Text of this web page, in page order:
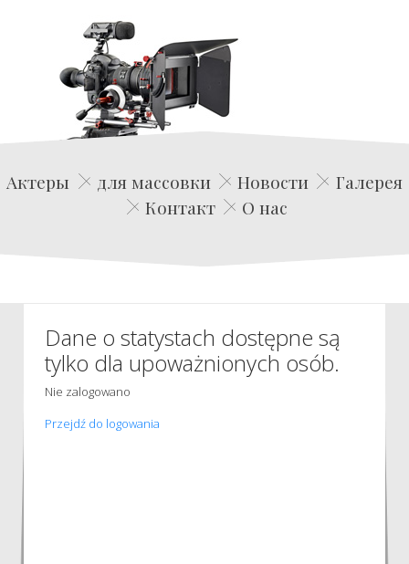
Edwin Film Agencja Aktorska
Актеры для массовки Новости
Галерея
Контакт
О нас
Dane o statystach dostępne są
tylko dla upoważnionych osób.
Nie zalogowano
Przejdź do logowania